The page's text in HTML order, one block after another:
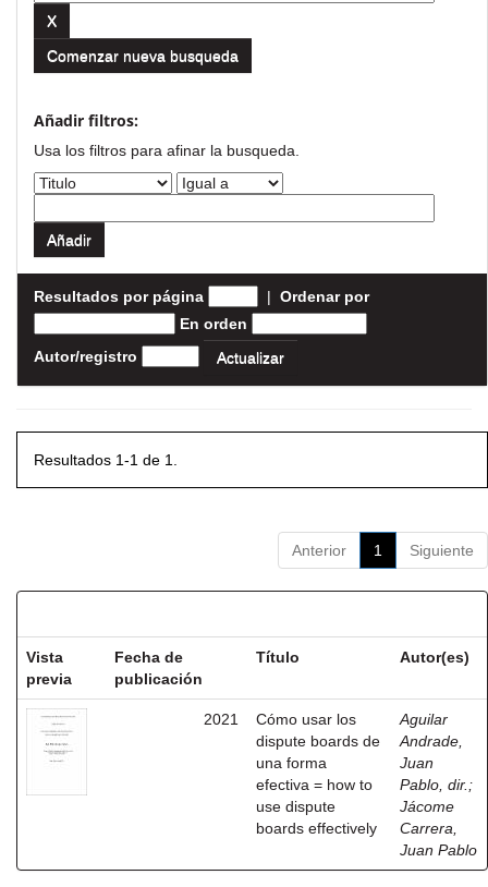
Comenzar nueva busqueda
Añadir filtros:
Usa los filtros para afinar la busqueda.
Resultados por página | Ordenar por
En orden
Autor/registro
Resultados 1-1 de 1.
Anterior 1 Siguiente
Vista
previa
Fecha de
publicación
Título Autor(es)
2021
Cómo usar los
dispute boards de
una forma
efectiva = how to
use dispute
boards effectively
Aguilar
Andrade,
Juan
Pablo, dir. ;
Jácome
Carrera,
Juan Pablo